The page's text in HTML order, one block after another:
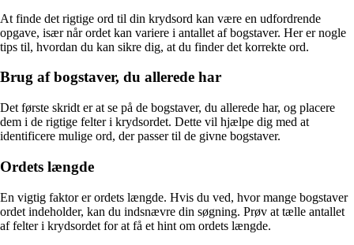
At finde det rigtige ord til din krydsord kan være en udfordrende
opgave, især når ordet kan variere i antallet af bogstaver. Her er nogle
tips til, hvordan du kan sikre dig, at du finder det korrekte ord.
Brug af bogstaver, du allerede har
Det første skridt er at se på de bogstaver, du allerede har, og placere
dem i de rigtige felter i krydsordet. Dette vil hjælpe dig med at
identificere mulige ord, der passer til de givne bogstaver.
Ordets længde
En vigtig faktor er ordets længde. Hvis du ved, hvor mange bogstaver
ordet indeholder, kan du indsnævre din søgning. Prøv at tælle antallet
af felter i krydsordet for at få et hint om ordets længde.